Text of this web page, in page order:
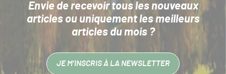
Envie de recevoir tous les nouveaux
articlesou uniquement les meilleurs
articles du mois ?
JE M’INSCRIS À LA NEWSLETTER